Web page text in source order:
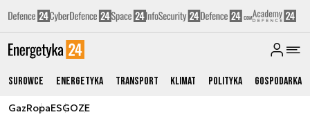
Surowce Energetyka Transport Klimat Polityka Gospodarka
GazRopaESGOZE